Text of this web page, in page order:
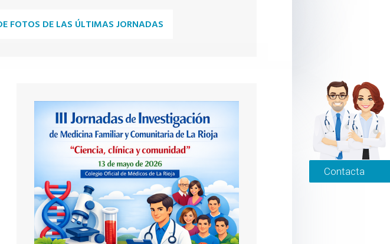
FOTOS DE LAS ÚLTIMAS JORNADAS
Contacta